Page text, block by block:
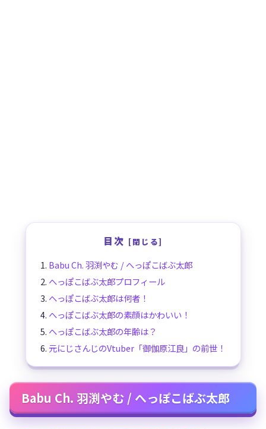
目次
Babu Ch. 羽渕やむ / へっぽこばぶ太郎
へっぽこばぶ太郎プロフィール
へっぽこばぶ太郎は何者！
へっぽこばぶ太郎の素顔はかわいい！
へっぽこばぶ太郎の年齢は？
元にじさんじのVtuber「御伽原江良」の前世！
Babu Ch. 羽渕やむ / へっぽこばぶ太郎